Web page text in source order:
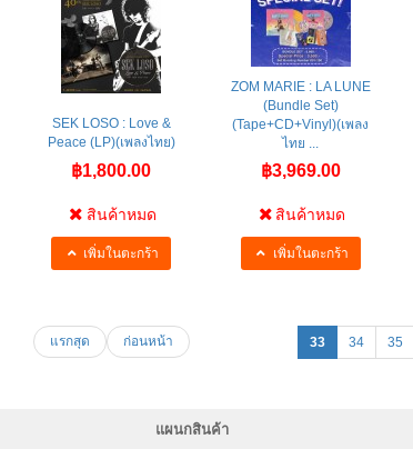
SEK LOSO : Love &
Peace (LP)(เพลงไทย)
฿1,800.00
สินค้าหมด
เพิ่มในตะกร้า
ZOM MARIE : LA LUNE
(Bundle Set)
(Tape+CD+Vinyl)(เพลง
ไทย ...
฿3,969.00
สินค้าหมด
เพิ่มในตะกร้า
แรกสุด ก่อนหน้า 33 34 35
แผนกสินค้า